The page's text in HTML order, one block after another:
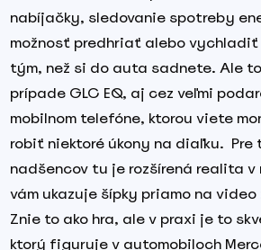
nabíjačky, sledovanie spotreby
možnosť predhriať alebo vychladiť
tým, než si do auta sadnete. Ale
prípade GLC EQ, aj cez veľmi
mobilnom telefóne, ktorou viete
robiť niektoré úkony na diaľku. Pre
nadšencov tu je rozšírená realita
vám ukazuje šípky priamo na video
Znie to ako hra, ale v praxi je to
ktorý figuruje v automobiloch